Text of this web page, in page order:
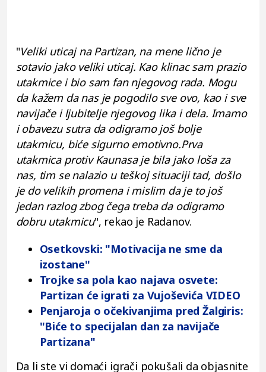
"Veliki uticaj na Partizan, na mene lično je
sotavio jako veliki uticaj. Kao klinac sam prazio
utakmice i bio sam fan njegovog rada. Mogu
da kažem da nas je pogodilo sve ovo, kao i sve
navijače i ljubitelje njegovog lika i dela. Imamo
i obavezu sutra da odigramo još bolje
utakmicu, biće sigurno emotivno.Prva
utakmica protiv Kaunasa je bila jako loša za
nas, tim se nalazio u teškoj situaciji tad, došlo
je do velikih promena i mislim da je to još
jedan razlog zbog čega treba da odigramo
dobru utakmicu", rekao je Radanov.
Osetkovski: "Motivacija ne sme da
izostane"
Trojke sa pola kao najava osvete:
Partizan će igrati za Vujoševića VIDEO
Penjaroja o očekivanjima pred Žalgiris:
"Biće to specijalan dan za navijače
Partizana"
Da li ste vi domaći igrači pokušali da objasnite